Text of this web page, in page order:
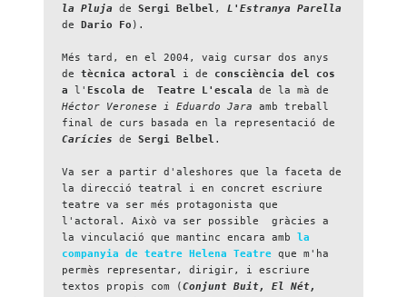
la Pluja
de Sergi Belbel , L'Estranya Parella
de
Dario Fo ).
Més tard, en el 2004, vaig cursar dos anys
de tècnica actoral i de consciència del cos
a
l' Escola de  Teatre L'escala
Héctor Veronese i Eduardo Jara
amb treball
Carícies
de Sergi Belbel .
Va ser a partir d'aleshores que la faceta de
la direcció teatral i en concret escriure
teatre va ser més protagonista que
l'actoral. Això va ser possible  gràcies a
la vinculació que mantinc encara amb
la
companyia de teatre Helena Teatre que m'ha
permès representar, dirigir, i escriure
textos propis com (Conjunt Buit, El Nét,